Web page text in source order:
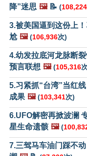
降”迷思 🖼️📝 (108,224
3.被美国逼到这份上
尬 🖼️ (106,936次)
4.幼发拉底河龙脉断
预言联想 🖼️ (105,316
5.习紧抓“台湾”当红
成果 🖼️ (103,341次)
6.UFO解密再掀波澜
星生命遗骸 🖼️ (
7.三驾马车油门踩不